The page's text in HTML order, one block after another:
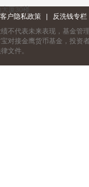
大厦30楼
客户隐私政策 |
反洗钱专栏
不代表未来表现，基金管
对接金鹰货币基金，投资
文件。